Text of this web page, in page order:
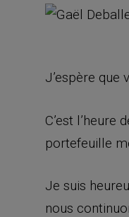
J’espère que
C’est l’heure
portefeuille
Je suis
nous